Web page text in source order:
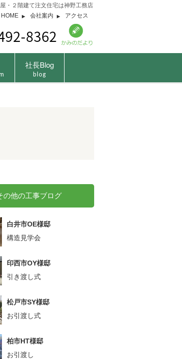
・２階建て注文住宅は神野工務店
HOME
会社案内 アクセス
社長Blog
blog
の他の工事ブログ
白井市OE様邸
構造見学会
印西市OY様邸
引き渡し式
松戸市SY様邸
お引渡し式
柏市HT様邸
お引渡し